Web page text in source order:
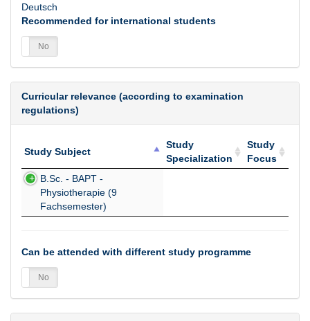
Deutsch
Recommended for international students
No
Curricular relevance (according to examination
regulations)
Study Subject
Study
Specialization
Study
Focus
Study Subject
B.Sc. - BAPT -
Physiotherapie (9
Fachsemester)
Can be attended with different study programme
No